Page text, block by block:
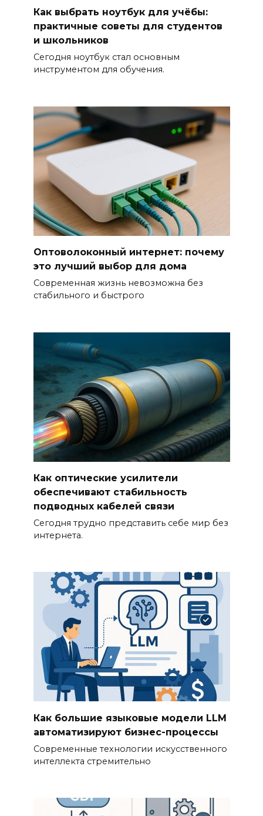
Как выбрать ноутбук для учёбы:
практичные советы для студентов
и школьников
Сегодня ноутбук стал основным
инструментом для обучения.
Оптоволоконный интернет: почему
это лучший выбор для дома
Современная жизнь невозможна без
стабильного и быстрого
Как оптические усилители
обеспечивают стабильность
подводных кабелей связи
Сегодня трудно представить себе мир без
интернета.
Как большие языковые модели LLM
автоматизируют бизнес-процессы
Современные технологии искусственного
интеллекта стремительно